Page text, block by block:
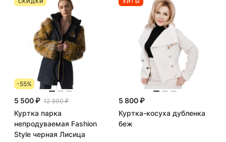
-55%
5 500 ₽ 12 300 ₽
Куртка парка
непродуваемая Fashion
Style черная Лисица
5 800 ₽
Куртка-косуха дубленка
беж